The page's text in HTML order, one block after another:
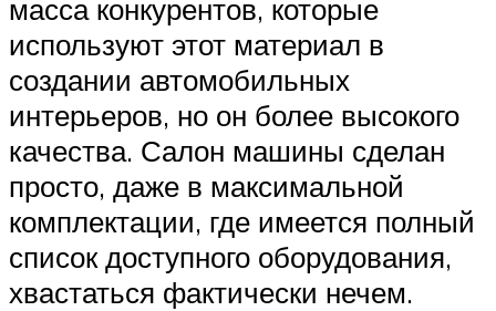
масса конкурентов, которые
используют этот материал в
создании автомобильных
интерьеров, но он более высокого
качества. Салон машины сделан
просто, даже в максимальной
комплектации, где имеется полный
список доступного оборудования,
хвастаться фактически нечем.